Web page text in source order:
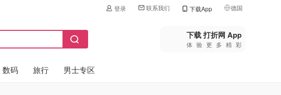
登录 联系我们 下载App 德国
🇺🇸美国
🇨🇳中国
下载 打折网 App
体验更多精彩
数码 旅行 男士专区